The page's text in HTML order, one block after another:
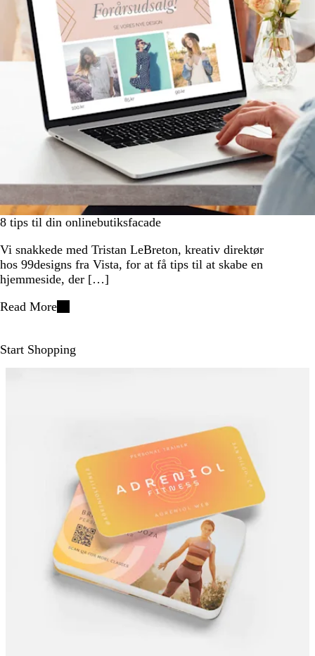
8 tips til din onlinebutiksfacade
Vi snakkede med Tristan LeBreton, kreativ direktør
hos 99designs fra Vista, for at få tips til at skabe en
hjemmeside, der […]
Read More
Start Shopping